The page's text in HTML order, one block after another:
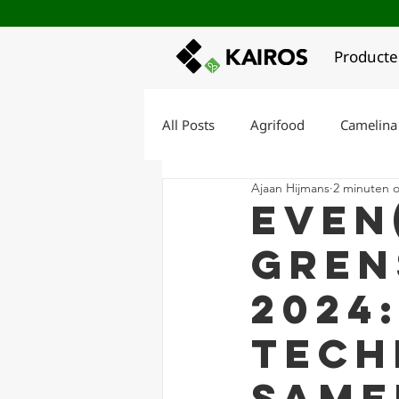
All Posts Agrifood
Kairos Regeneratief Akkerland
Korte keten ontwikkeling
Ajaan Hijmans 2 minuten